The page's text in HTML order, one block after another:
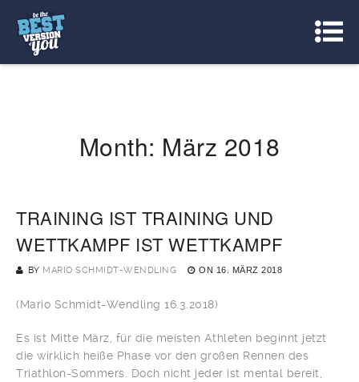
Month: März 2018
TRAINING IST TRAINING UND
WETTKAMPF IST WETTKAMPF
BY MARIO SCHMIDT-WENDLING ON 16. MÄRZ 2018
(Mario Schmidt-Wendling 16.3.2018)
Es ist Mitte März, für die meisten Athleten beginnt jetzt
die wirklich heiße Phase vor den großen Rennen des
Triathlon-Sommers. Doch nicht jeder ist mental bereit,